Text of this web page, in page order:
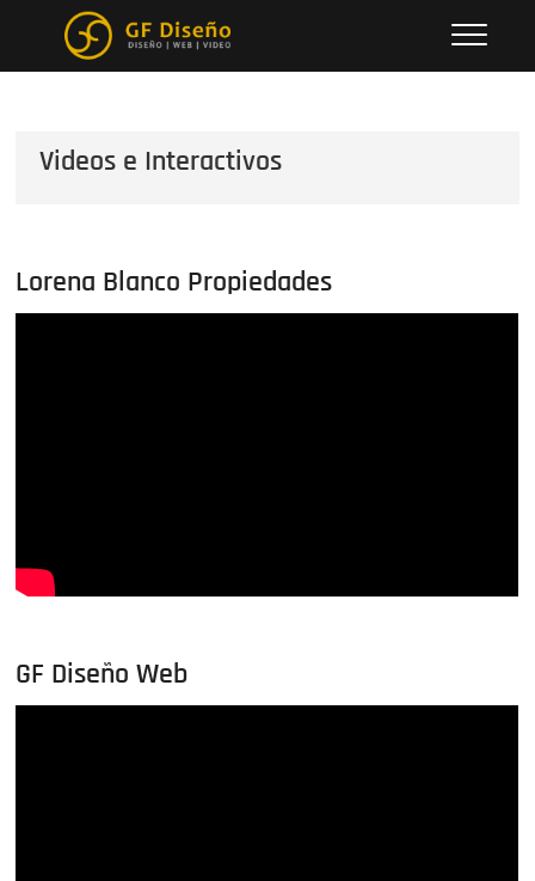
Gustavo Farenzena
Videos e Interactivos
Lorena Blanco Propiedades
GF Diseño Web